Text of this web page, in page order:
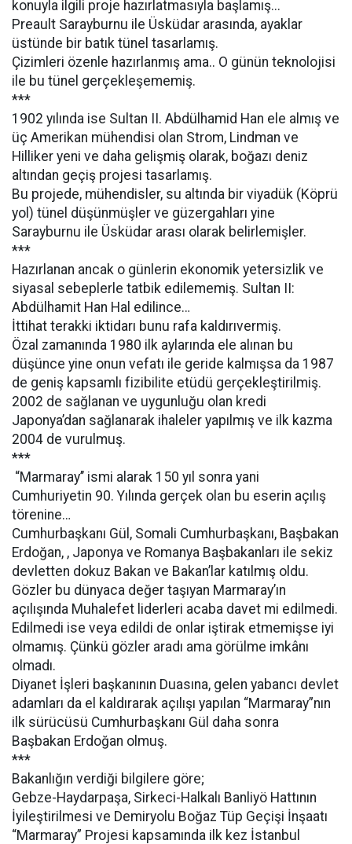
konuyla ilgili proje hazırlatmasıyla başlamış...
Preault Sarayburnu ile Üsküdar arasında, ayaklar
üstünde bir batık tünel tasarlamış.
Çizimleri özenle hazırlanmış ama.. O günün teknolojisi
ile bu tünel gerçekleşememiş.
***
1902 yılında ise Sultan II. Abdülhamid Han ele almış ve
üç Amerikan mühendisi olan Strom, Lindman ve
Hilliker yeni ve daha gelişmiş olarak, boğazı deniz
altından geçiş projesi tasarlamış.
Bu projede, mühendisler, su altında bir viyadük (Köprü
yol) tünel düşünmüşler ve güzergahları yine
Sarayburnu ile Üsküdar arası olarak belirlemişler.
***
Hazırlanan ancak o günlerin ekonomik yetersizlik ve
siyasal sebeplerle tatbik edilememiş. Sultan II:
Abdülhamit Han Hal edilince…
İttihat terakki iktidarı bunu rafa kaldırıvermiş.
Özal zamanında 1980 ilk aylarında ele alınan bu
düşünce yine onun vefatı ile geride kalmışsa da 1987
de geniş kapsamlı fizibilite etüdü gerçekleştirilmiş.
2002 de sağlanan ve uygunluğu olan kredi
Japonya’dan sağlanarak ihaleler yapılmış ve ilk kazma
2004 de vurulmuş.
***
“Marmaray’’ ismi alarak 150 yıl sonra yani
Cumhuriyetin 90. Yılında gerçek olan bu eserin açılış
törenine…
Cumhurbaşkanı Gül, Somali Cumhurbaşkanı, Başbakan
Erdoğan, , Japonya ve Romanya Başbakanları ile sekiz
devletten dokuz Bakan ve Bakan’lar katılmış oldu.
Gözler bu dünyaca değer taşıyan Marmaray’ın
açılışında Muhalefet liderleri acaba davet mi edilmedi.
Edilmedi ise veya edildi de onlar iştirak etmemişse iyi
olmamış. Çünkü gözler aradı ama görülme imkânı
olmadı.
Diyanet İşleri başkanının Duasına, gelen yabancı devlet
adamları da el kaldırarak açılışı yapılan “Marmaray”nın
ilk sürücüsü Cumhurbaşkanı Gül daha sonra
Başbakan Erdoğan olmuş.
***
Bakanlığın verdiği bilgilere göre;
Gebze-Haydarpaşa, Sirkeci-Halkalı Banliyö Hattının
İyileştirilmesi ve Demiryolu Boğaz Tüp Geçişi İnşaatı
“Marmaray” Projesi kapsamında ilk kez İstanbul